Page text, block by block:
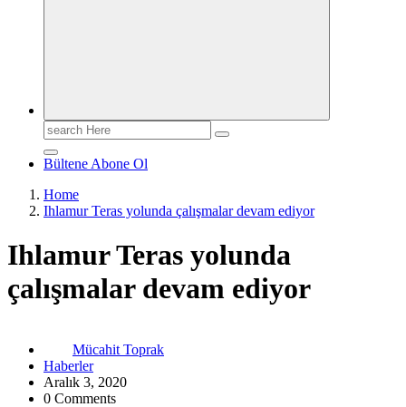
Search
for:
Bültene Abone Ol
Home
Ihlamur Teras yolunda çalışmalar devam ediyor
Ihlamur Teras yolunda
çalışmalar devam ediyor
Mücahit Toprak
Haberler
Aralık 3, 2020
0 Comments